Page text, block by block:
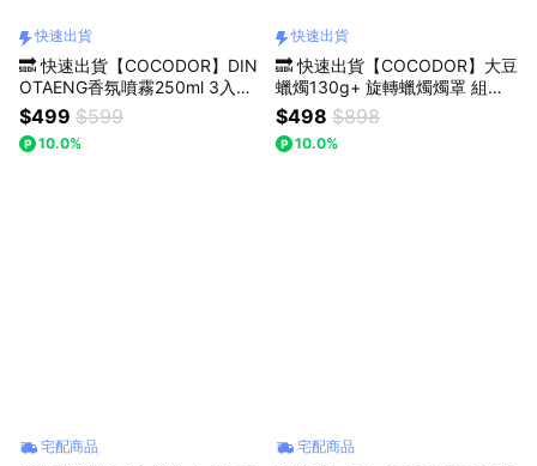
快速出貨
🔜 快速出貨【COCODOR】DIN
OTAENG香氛噴霧250ml 3入組
贈提袋(畢業禮物/情人節/生日/紀
念日/喬遷/療癒/慰勞/交換禮物/
收禮人自選香氣)
$499 $599
10.0%
快速出貨
🔜 快速出貨【COCODOR】大豆
蠟燭130g+ 旋轉蠟燭燭罩 組合
(收禮人可自選/祝福/中秋/情人/
送禮/禮盒/生日)
$498 $898
10.0%
宅配商品 宅配商品